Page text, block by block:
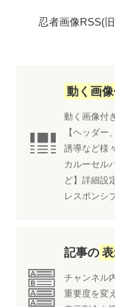
忍者画像RSS(
動く画
動く画像付
【ヘッダ
誘導など様
カルーセル
ど】詳細設
レスポンシ
記事の
チャンネル
重要度を変